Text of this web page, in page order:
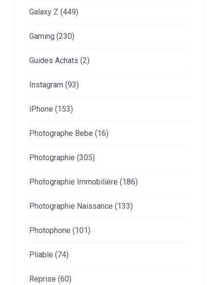
Galaxy Z (449)
Gaming (230)
Guides Achats (2)
Instagram (93)
iPhone (153)
Photographe Bebe (16)
Photographie (305)
Photographie Immobilière (186)
Photographie Naissance (133)
Photophone (101)
Pliable (74)
Reprise (60)